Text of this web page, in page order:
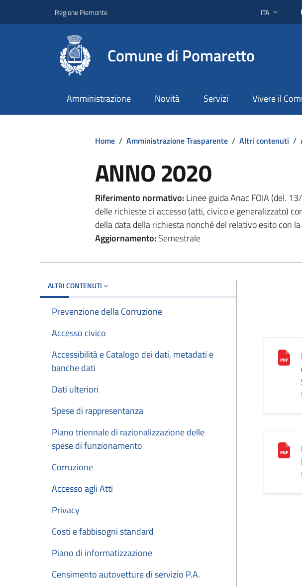
Regione Piemonte Lingua attiva:
ITA
Comune di Pomaretto
Amministrazione Novità Servizi Vivere il
Home / Amministrazione Trasparente / Altri contenuti /
ANNO 2020
Riferimento normativo:Linee guida Anac FOIA (del.
delle richieste di accesso (atti, civico e generalizzato)
della data della richiesta nonché del relativo esito con
Aggiornamento:Semestrale
ALTRI CONTENUTI
Prevenzione della Corruzione
Accesso civico
Accessibilità e Catalogo dei dati, metadati e
banche dati
Dati ulteriori
Spese di rappresentanza
Piano triennale di razionalizzazione delle
spese di funzionamento
Corruzione
Accesso agli Atti
Privacy
Costi e fabbisogni standard
Piano di informatizzazione
Censimento autovetture di servizio P.A.